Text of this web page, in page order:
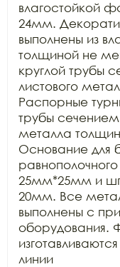
влагостойкой
24мм.
выполнены из
толщиной не
круглой трубы
листового
Распорные
трубы
металла
Основание для
25мм*25мм и
20мм. Все
выполнены с
оборудования.
линии